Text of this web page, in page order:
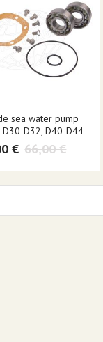
sea water pump
D32, D40-D44
€ 66,00 €